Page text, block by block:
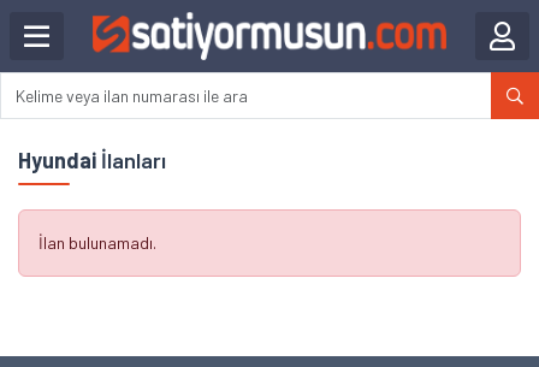
Hyundai İlanları
İlan bulunamadı.